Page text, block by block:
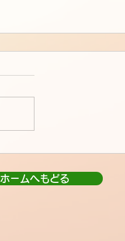
ホームへもどる